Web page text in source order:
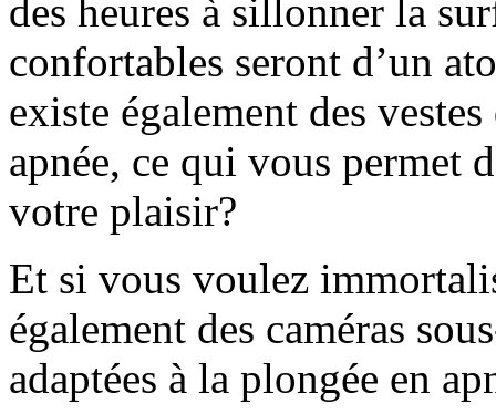
des heures à sillonner la
confortables seront d’un
existe également des
apnée, ce qui vous permet
votre plaisir?
Et si vous voulez
également des caméras
adaptées à la plongée en